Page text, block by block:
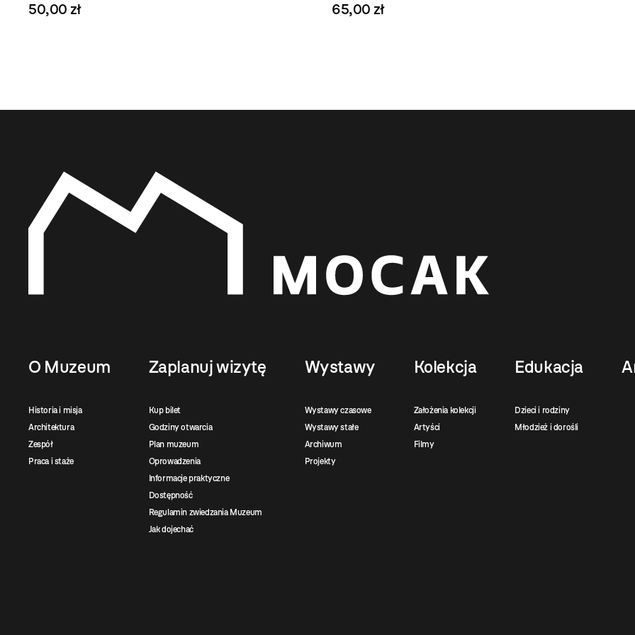
50,00 zł 65,00 zł
O Muzeum
Historia i misja
Architektura
Zespół
Praca i staże
Zaplanuj wizytę
Kup bilet
Godziny otwarcia
Plan muzeum
Oprowadzenia
Informacje praktyczne
Dostępność
Regulamin zwiedzania Muzeum
Jak dojechać
Wystawy
Wystawy czasowe
Wystawy stałe
Archiwum
Projekty
Kolekcja
Założenia kolekcji
Artyści
Filmy
Edukacja
Dzieci i rodziny
Młodzież i dorośli